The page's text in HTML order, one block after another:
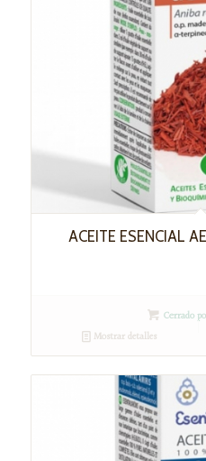
ACEITE ESENCIAL
Cerrado
Mostrar detalles